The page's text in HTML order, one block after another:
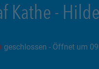
Kathe -
geschlossen - Öffnet um